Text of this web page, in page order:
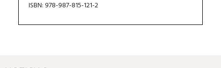
ISBN: 978-987-815-121-2